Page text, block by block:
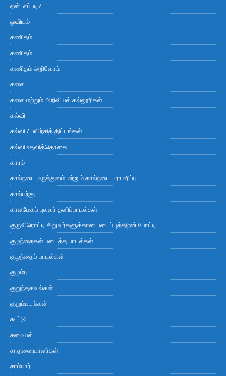
ஏன், எப்படி?
ஓவியம்
கணிதம்
கணிதம்
கணிதம் அறிவோம்
கலை
கலை மற்றும் அறிவியல் கல்லூரிகள்
கல்வி
கல்வி / பயிற்சித் திட்டங்கள்
கல்வி உதவித்தொகை
காரம்
கால்நடை மருத்துவம் மற்றும் கால்நடை பராமரிப்பு
கால்பந்து
காளமேகப் புலவர் தனிப்பாடல்கள்
குருவிரொட்டி சிறுவர்களுக்கான படைப்புத்திறன் போட்டி
குழந்தைகள் படைத்த பாடல்கள்
குழந்தைப் பாடல்கள்
குழம்பு
குறுந்தகவல்கள்
குறும்படங்கள்
கூட்டு
சமையல்
சாதனையாளர்கள்
சாம்பார்